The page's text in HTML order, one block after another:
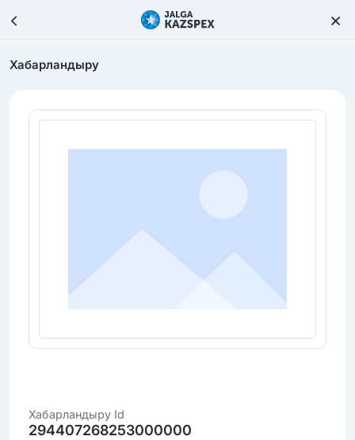
Хабарландыру
Хабарландыру Id
294407268253000000